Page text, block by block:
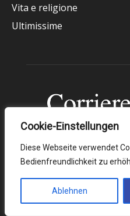
Cookie-Einstellungen
Diese Webseite verwendet
Bedienfreundlichkeit zu
Ablehnen
Vita e religione
Ultimissime
Chi
Il Corriere d’Italia è un
pensato per la comunità
persone, ma che trova